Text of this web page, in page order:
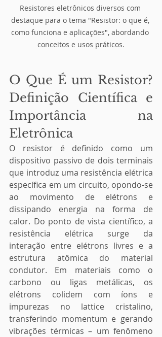
Resistores eletrônicos diversos com
destaque para o tema "Resistor: o que é,
como funciona e aplicações", abordando
conceitos e usos práticos.
O Que É um Resistor?
Definição Científica e
Importância na
Eletrônica
O resistor é definido como um
dispositivo passivo de dois terminais
que introduz uma resistência elétrica
específica em um circuito, opondo-se
ao movimento de elétrons e
dissipando energia na forma de
calor. Do ponto de vista científico, a
resistência elétrica surge da
interação entre elétrons livres e a
estrutura atômica do material
condutor. Em materiais como o
carbono ou ligas metálicas, os
elétrons colidem com íons e
impurezas no lattice cristalino,
transferindo momentum e gerando
vibrações térmicas – um fenômeno